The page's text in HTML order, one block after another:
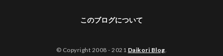
このブログについて
© Copyright 2008 - 2021 Daikori Blog.